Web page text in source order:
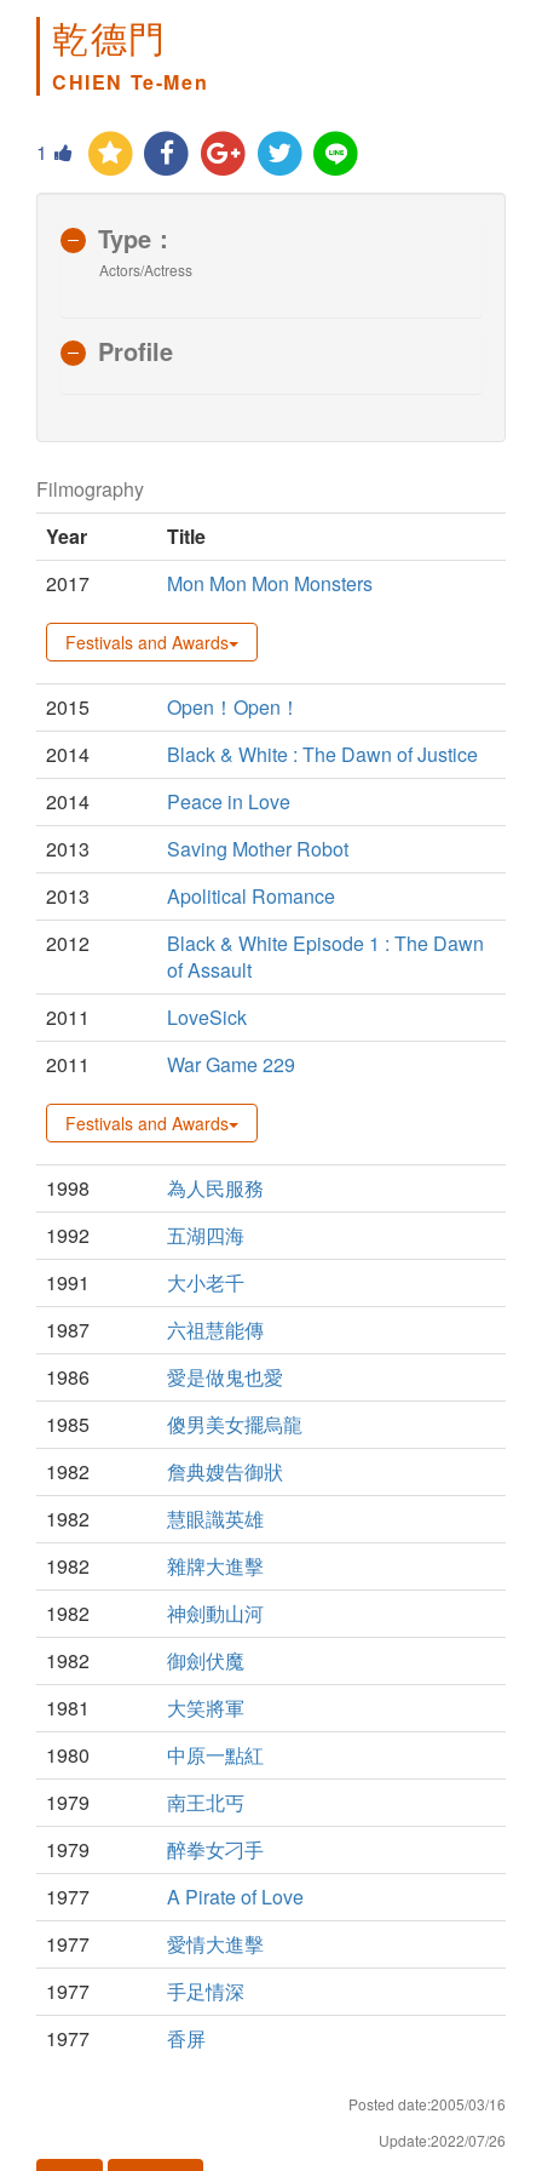
乾德門
CHIEN Te-Men
1
Type：
Actors/Actress
Profile
Filmography
Year
Title
2017
Mon Mon Mon Monsters
Festivals and Awards
2015
Open！Open！
2014
Black & White : The Dawn of Justice
2014
Peace in Love
2013
Saving Mother Robot
2013
Apolitical Romance
2012
Black & White Episode 1 : The Dawn
of Assault
2011
LoveSick
2011
War Game 229
Festivals and Awards
1998
為人民服務
1992
五湖四海
1991
大小老千
1987
六祖慧能傳
1986
愛是做鬼也愛
1985
傻男美女擺烏龍
1982
詹典嫂告御狀
1982
慧眼識英雄
1982
雜牌大進擊
1982
神劍動山河
1982
御劍伏魔
1981
大笑將軍
1980
中原一點紅
1979
南王北丐
1979
醉拳女刁手
1977
A Pirate of Love
1977
愛情大進擊
1977
手足情深
1977
香屏
Posted date:2005/03/16
Update:2022/07/26